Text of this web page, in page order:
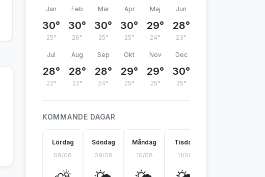
Jan
30°
25°
Feb
30°
26°
Mar
30°
25°
Apr
30°
25°
Maj
29°
24°
Jun
28°
23°
Jul
28°
22°
Aug
28°
22°
Sep
28°
24°
Okt
29°
25°
Nov
29°
25°
Dec
30°
25°
KOMMANDE DAGAR
Lördag
08/08
Söndag
09/08
Måndag
10/08
Tisdag
11/08